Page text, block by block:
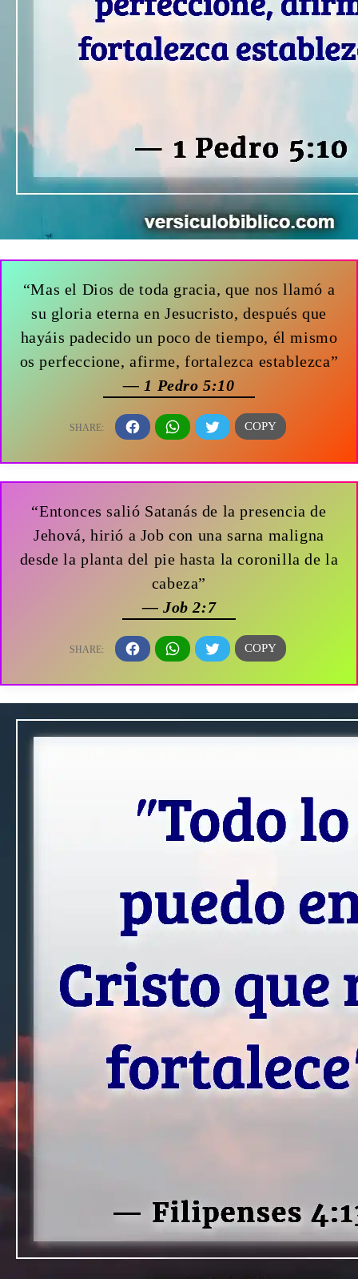
“Mas el Dios de toda gracia, que nos llamó a
su gloria eterna en Jesucristo, después que
hayáis padecido un poco de tiempo, él mismo
os perfeccione, afirme, fortalezca establezca”
— 1 Pedro 5:10
“Entonces salió Satanás de la presencia de
Jehová, hirió a Job con una sarna maligna
desde la planta del pie hasta la coronilla de la
cabeza”
— Job 2:7